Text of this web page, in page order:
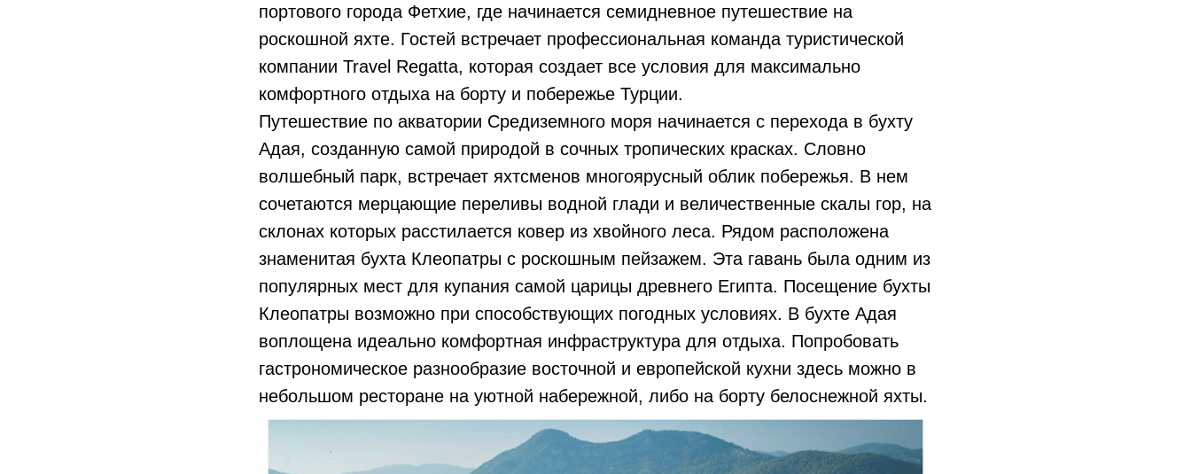
портового города Фетхие, где начинается семидневное путешествие на
роскошной яхте. Гостей встречает профессиональная команда туристической
компании Travel Regatta, которая создает все условия для максимально
комфортного отдыха на борту и побережье Турции.
Путешествие по акватории Средиземного моря начинается с перехода в бухту
Адая, созданную самой природой в сочных тропических красках. Словно
волшебный парк, встречает яхтсменов многоярусный облик побережья. В нем
сочетаются мерцающие переливы водной глади и величественные скалы гор, на
склонах которых расстилается ковер из хвойного леса. Рядом расположена
знаменитая бухта Клеопатры с роскошным пейзажем. Эта гавань была одним из
популярных мест для купания самой царицы древнего Египта. Посещение бухты
Клеопатры возможно при способствующих погодных условиях. В бухте Адая
воплощена идеально комфортная инфраструктура для отдыха. Попробовать
гастрономическое разнообразие восточной и европейской кухни здесь можно в
небольшом ресторане на уютной набережной, либо на борту белоснежной яхты.